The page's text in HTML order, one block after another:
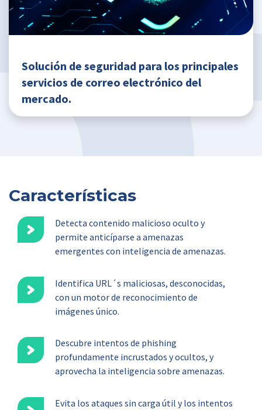
Solución de seguridad para los principales
servicios de correo electrónico del
mercado.
Características
Detecta contenido malicioso oculto y
permite anticíparse a amenazas
emergentes con inteligencia de amenazas.
Identifica URL´s maliciosas, desconocidas,
con un motor de reconocimiento de
imágenes único.
Descubre intentos de phishing
profundamente incrustados y ocultos, y
aprovecha la inteligencia sobre amenazas.
Evita los ataques sin carga útil y los intentos